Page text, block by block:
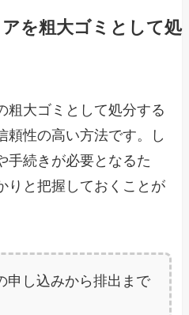
を粗大ゴミとして処
粗大ゴミとして処分する
頼性の高い方法です。し
手続きが必要となるた
りと把握しておくことが
申し込みから排出まで